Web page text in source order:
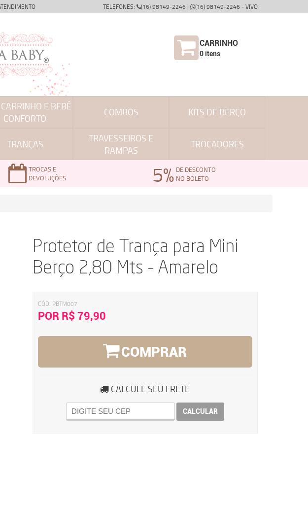
TELEFONES: (16) 98149-2246 | (16) 98149-2246 - VIVO
CARRINHO
0itens
E BEBÊ
CONFORTO
COMBOS KITS DE BERÇO
TRANÇAS
TRAVESSEIROS E
RAMPAS
TROCADORES
TROCAS E
DEVOLUÇÕES
5% DE DESCONTO
NO BOLETO
Protetor de Trança para Mini
Berço 2,80 Mts - Amarelo
CÓD: PBTM007
POR R$ 79,90
COMPRAR
CALCULE SEU FRETE
CALCULAR